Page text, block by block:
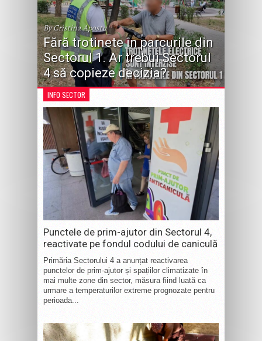
By Cristina Apostu
Fără trotinete în parcurile din
Sectorul 1. Ar trebui Sectorul
4 să copieze decizia?
INFO SECTOR
Punctele de prim-ajutor din Sectorul 4,
reactivate pe fondul codului de caniculă
Primăria Sectorului 4 a anunțat reactivarea
punctelor de prim-ajutor și spațiilor climatizate în
mai multe zone din sector, măsura fiind luată ca
urmare a temperaturilor extreme prognozate pentru
perioada...